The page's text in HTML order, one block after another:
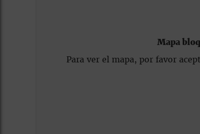
Mapa
Para ver el mapa, por favor